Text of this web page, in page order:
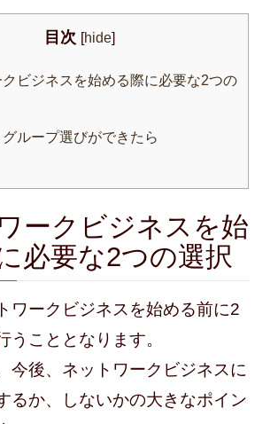
目次 [hide]
ビジネスを始める際に必要な2つの
ループ選びができたら
ークビジネスを始
必要な2つの選択
ワークビジネスを始める前に2
うこととなります。
今後、ネットワークビジネスに
るか、しないかの大きなポイン